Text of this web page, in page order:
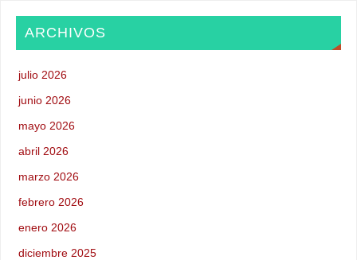
ARCHIVOS
julio 2026
junio 2026
mayo 2026
abril 2026
marzo 2026
febrero 2026
enero 2026
diciembre 2025